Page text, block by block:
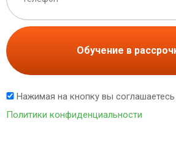
Обучение в
Нажимая на кнопку вы
Политики конфиденциальности